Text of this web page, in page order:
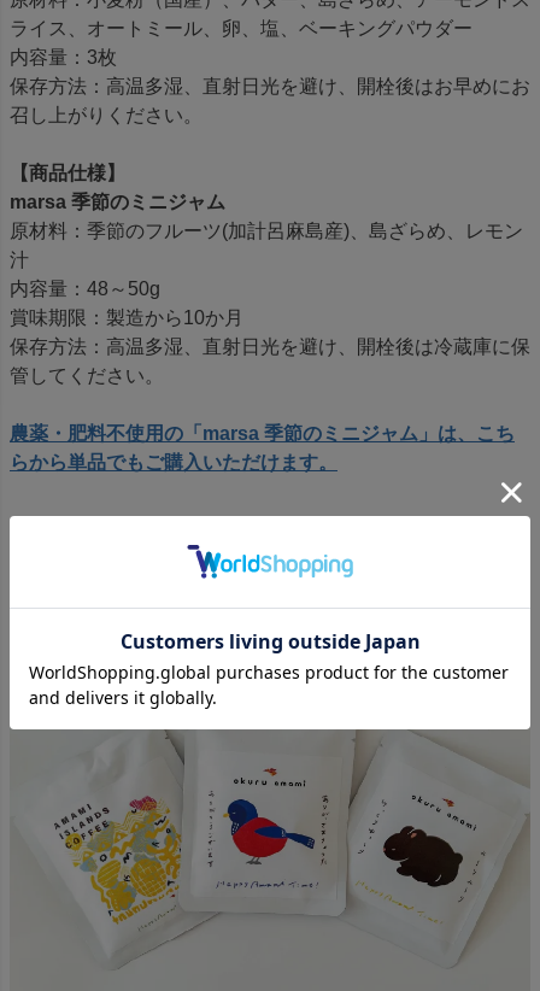
ライス、オートミール、卵、塩、ベーキングパウダー
内容量：3枚
保存方法：高温多湿、直射日光を避け、開栓後はお早めにお
召し上がりください。
【商品仕様】
marsa 季節のミニジャム
原材料：季節のフルーツ(加計呂麻島産)、島ざらめ、レモン
汁
内容量：48～50g
賞味期限：製造から10か月
保存方法：高温多湿、直射日光を避け、開栓後は冷蔵庫に保
管してください。
農薬・肥料不使用の「marsa 季節のミニジャム」は、こち
らから単品でもご購入いただけます。
奄美群島産コーヒーブレンド「オリジ
ナル珈琲」